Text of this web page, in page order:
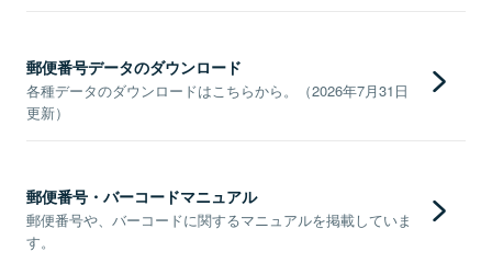
郵便番号データのダウンロード
各種データのダウンロードはこちらから。（2026年7月31日
更新）
郵便番号・バーコードマニュアル
郵便番号や、バーコードに関するマニュアルを掲載していま
す。